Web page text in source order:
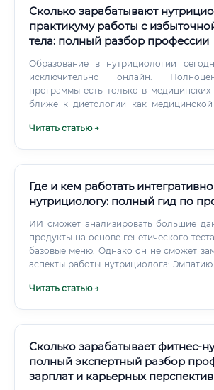
Сколько зарабатывают
практикуму работы с
тела: полный разбор профессии
Образование в нутрициологии
исключительно онлайн.
программы есть только в медицинских
ближе к диетологии как медицинской
избыточной массой тела — это
Читать статью →
Где и кем работать
нутрициологу: полный гид по
ИИ сможет анализировать большие
продукты на основе генетического
базовые меню. Однако он не сможет
аспекты работы нутрициолога: Эмпатию и человеческую
клиентом, мотивация на сложных этапах.
Читать статью →
Сколько зарабатывает фитнес-
полный экспертный разбор
зарплат и карьерных перспектив